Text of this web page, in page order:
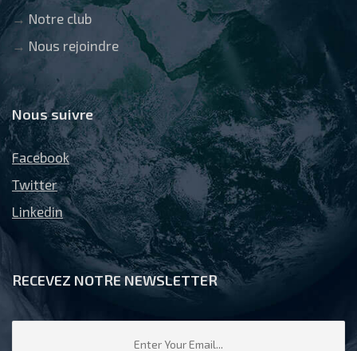
→ Notre club
→ Nous rejoindre
Nous suivre
Facebook
Twitter
Linkedin
RECEVEZ NOTRE NEWSLETTER